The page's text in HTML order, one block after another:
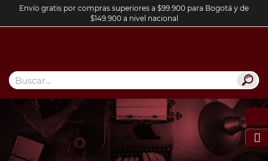
Envío gratis por compras superiores a $99.900 para Bogotá y de
$149.900 a nivel nacional
